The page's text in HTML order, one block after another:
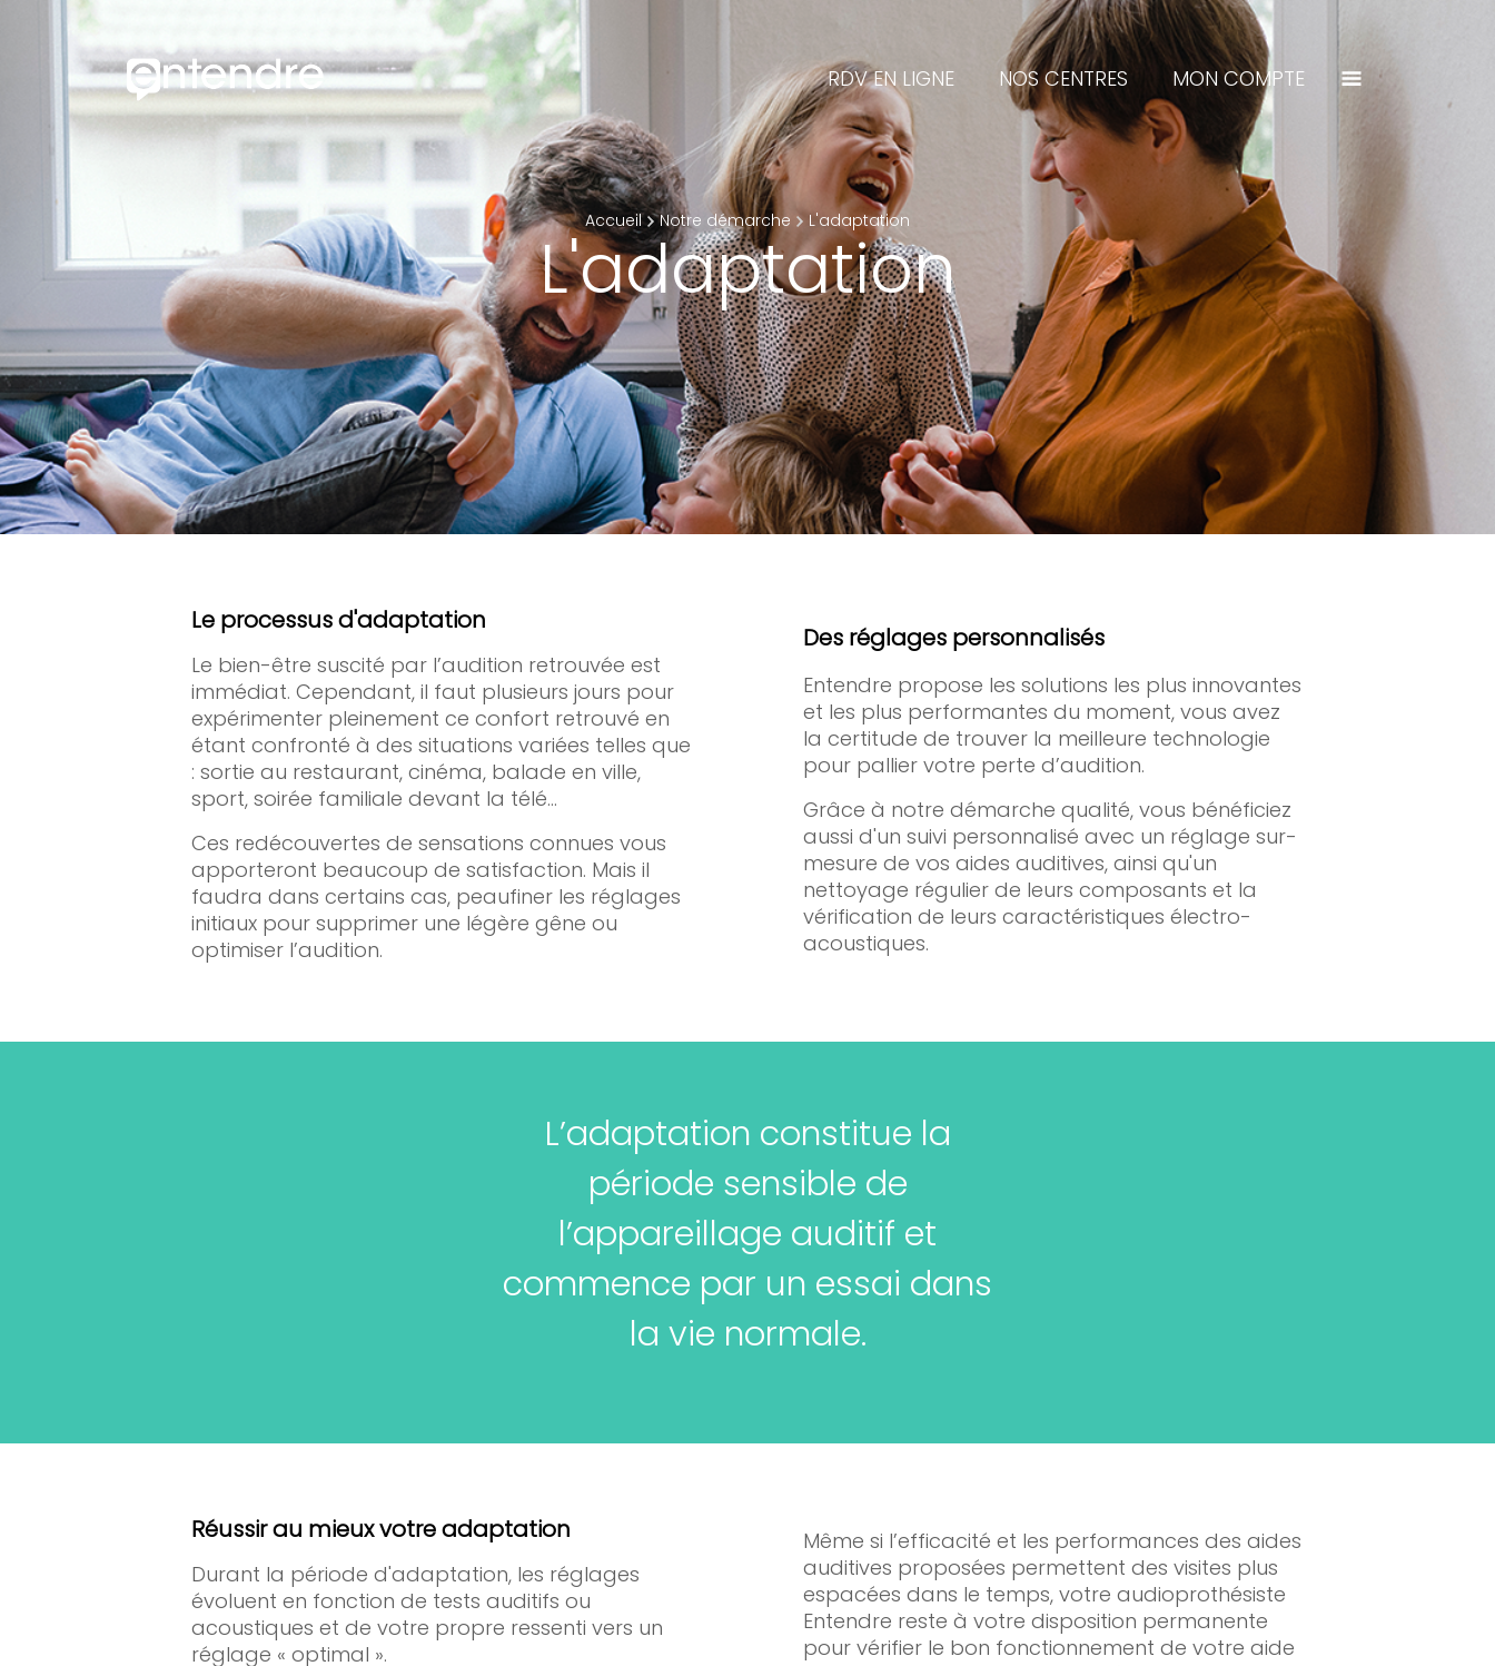
RDV EN LIGNE NOS CENTRES MON COMPTE
Accueil Notre démarche L'adaptation
L'adaptation
Le processus d'adaptation
Le bien-être suscité par l’audition retrouvée est
immédiat. Cependant, il faut plusieurs jours pour
expérimenter pleinement ce confort retrouvé en
étant confronté à des situations variées telles que
: sortie au restaurant, cinéma, balade en ville,
sport, soirée familiale devant la télé…
Ces redécouvertes de sensations connues vous
apporteront beaucoup de satisfaction. Mais il
faudra dans certains cas, peaufiner les réglages
initiaux pour supprimer une légère gêne ou
optimiser l’audition.
Des réglages personnalisés
Entendre propose les solutions les plus innovantes
et les plus performantes du moment, vous avez
la certitude de trouver la meilleure technologie
pour pallier votre perte d’audition.
Grâce à notre démarche qualité, vous bénéficiez
aussi d'un suivi personnalisé avec un réglage sur-
mesure de vos aides auditives, ainsi qu'un
nettoyage régulier de leurs composants et la
vérification de leurs caractéristiques électro-
acoustiques.
L’adaptation constitue la
période sensible de
l’appareillage auditif et
commence par un essai dans
la vie normale.
Réussir au mieux votre adaptation
Durant la période d'adaptation, les réglages
évoluent en fonction de tests auditifs ou
acoustiques et de votre propre ressenti vers un
réglage « optimal ».
Même si l’efficacité et les performances des aides
auditives proposées permettent des visites plus
espacées dans le temps, votre audioprothésiste
Entendre reste à votre disposition permanente
pour vérifier le bon fonctionnement de votre aide